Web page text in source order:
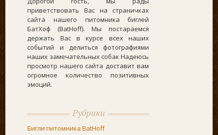
приветствовать Вас на страничках
сайта нашего питомника биглей
БатХоф (BatHoff). Мы постараемся
держать Вас в курсе всех наших
событий и делиться фотографиями
наших замечательных собак Надеюсь
просмотр нашего сайта доставит вам
огромное количество позитивных
эмоций.
Рубрики
Бигли питомника BatHoff